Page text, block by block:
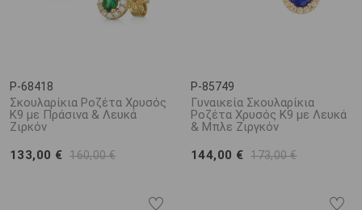
P-68418
Σκουλαρίκια Ροζέτα Χρυσός
K9 με Πράσινα & Λευκά
Ζιρκόν
133,00 € 160,00 €
P-85749
Γυναικεία Σκουλαρίκια
Ροζέτα Χρυσός K9 με Λευκά
& Μπλε Ζιργκόν
144,00 € 173,00 €